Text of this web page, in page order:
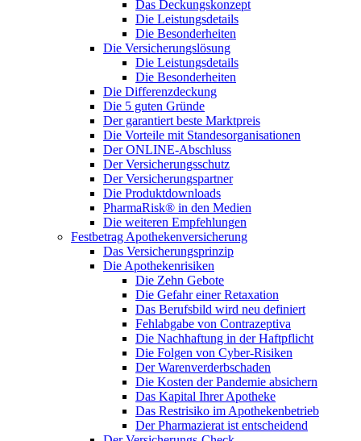
Das Deckungskonzept
Die Leistungsdetails
Die Besonderheiten
Die Versicherungslösung
Die Leistungsdetails
Die Besonderheiten
Die Differenzdeckung
Die 5 guten Gründe
Der garantiert beste Marktpreis
Die Vorteile mit Standesorganisationen
Der ONLINE-Abschluss
Der Versicherungsschutz
Der Versicherungspartner
Die Produktdownloads
PharmaRisk® in den Medien
Die weiteren Empfehlungen
Festbetrag Apothekenversicherung
Das Versicherungsprinzip
Die Apothekenrisiken
Die Zehn Gebote
Die Gefahr einer Retaxation
Das Berufsbild wird neu definiert
Fehlabgabe von Contrazeptiva
Die Nachhaftung in der Haftpflicht
Die Folgen von Cyber-Risiken
Der Warenverderbschaden
Die Kosten der Pandemie absichern
Das Kapital Ihrer Apotheke
Das Restrisiko im Apothekenbetrieb
Der Pharmazierat ist entscheidend